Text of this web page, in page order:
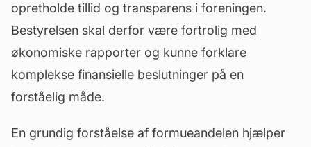
opretholde tillid og transparens i foreningen.
Bestyrelsen skal derfor være fortrolig med
økonomiske rapporter og kunne forklare
komplekse finansielle beslutninger på en
forståelig måde.
En grundig forståelse af formueandelen hjælper